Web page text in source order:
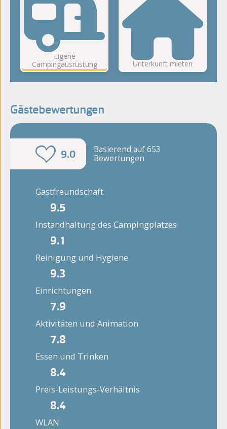
Eigene
Campingausrüstung
Unterkunft mieten
Gästebewertungen
9.0
Basierend auf 653
Bewertungen
Gastfreundschaft
9.5
Instandhaltung des Campingplatzes
9.1
Reinigung und Hygiene
9.3
Einrichtungen
7.9
Aktivitäten und Animation
7.8
Essen und Trinken
8.4
Preis-Leistungs-Verhältnis
8.4
WLAN